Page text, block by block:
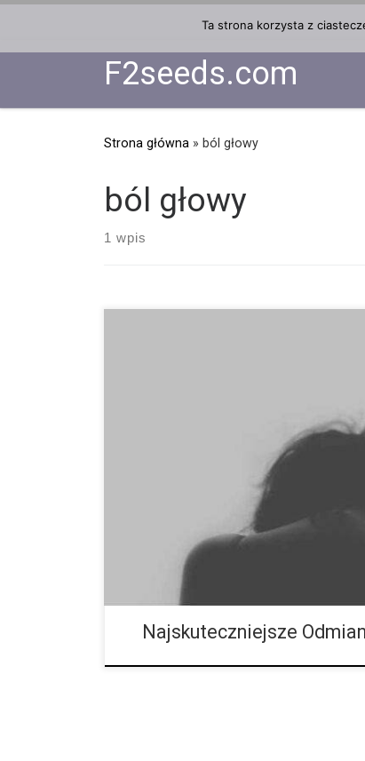
F2seeds.com
Strona główna » ból głowy
ból głowy
1 wpis
wciąż rośnie i widzimy to wszędzie – mimo
konopie pomagają w walce z rakiem, leczeniu
paliatywną osobom, które jej najbardziej
dowiadujemy się o jej potencjale, tym bardziej
marihuany. Northern Lights Jeśli chodzi o
Najskuteczniejsze
Ta strona korzysta z